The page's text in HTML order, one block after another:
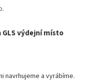
GLS výdejní místo
navrhujeme a vyrábíme.